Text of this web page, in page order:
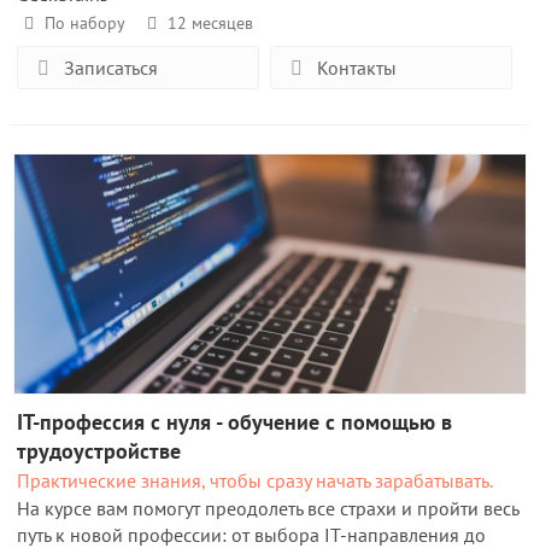
По набору 12 месяцев
Записаться Контакты
IT-профессия с нуля - обучение с помощью в
трудоустройстве
Практические знания, чтобы сразу начать зарабатывать.
На курсе вам помогут преодолеть все страхи и пройти весь
путь к новой профессии: от выбора IT-направления до